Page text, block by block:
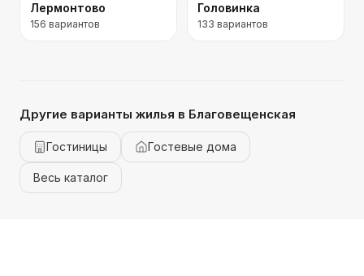
Лермонтово
156 вариантов
Головинка
133 вариантов
Другие варианты жилья в Благовещенская
Гостиницы Гостевые дома
Весь каталог